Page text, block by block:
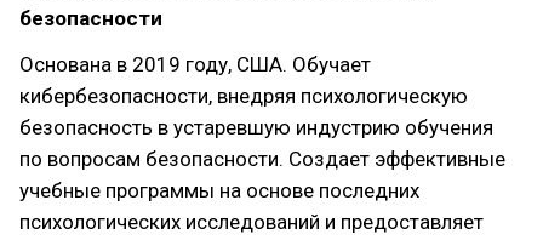
безопасности
Основана в 2019 году, США. Обучает
кибербезопасности, внедряя психологическую
безопасность в устаревшую индустрию обучения
по вопросам безопасности. Создает эффективные
учебные программы на основе последних
психологических исследований и предоставляет